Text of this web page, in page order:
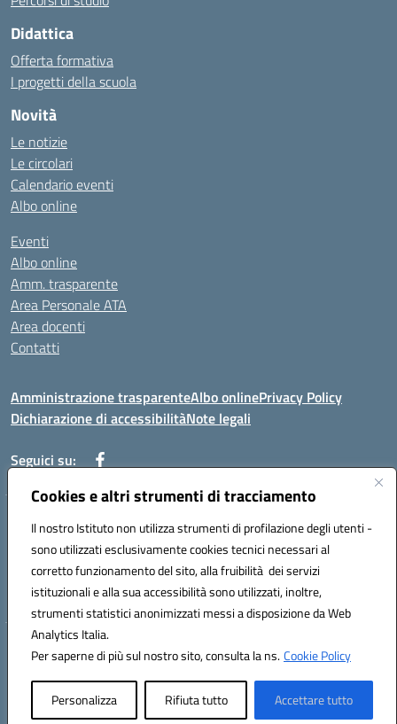
Cookies e altri strumenti di tracciamento
Il nostro Istituto non utilizza strumenti di profilazione degli utenti -
sono utilizzati esclusivamente cookies tecnici necessari al
corretto funzionamento del sito, alla fruibilità dei servizi
istituzionali e alla sua accessibilità sono utilizzati, inoltre,
strumenti statistici anonimizzati messi a disposizione da Web
Analytics Italia.
Per saperne di più sul nostro sito, consulta la ns.Cookie Policy
Personalizza Rifiuta tutto Accettare tutto
Didattica
Offerta formativa
I progetti della scuola
Novità
Le notizie
Le circolari
Calendario eventi
Albo online
Eventi
Albo online
Amm. trasparente
Area Personale ATA
Area docenti
Contatti
Amministrazione trasparenteAlbo onlinePrivacy Policy
Dichiarazione di accessibilitàNote legali
Seguici su:
Indirizzo: VIA BRECCIAME, 46 - 81024 MADDALONI (CE)
Mail: CEIC8AU001@istruzione.it - Pec: CEIC8AU001@pec.istruzione.it -
Telefono: 0823408721
Meccanografico: CEIC8AU001
Codice fiscale: 93086080616
Hosting & Powered by 3D Solution S.r.l.
Concept & Design by Designers Italia